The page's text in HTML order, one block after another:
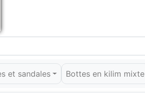
et sandales Bottes en kilim mixte